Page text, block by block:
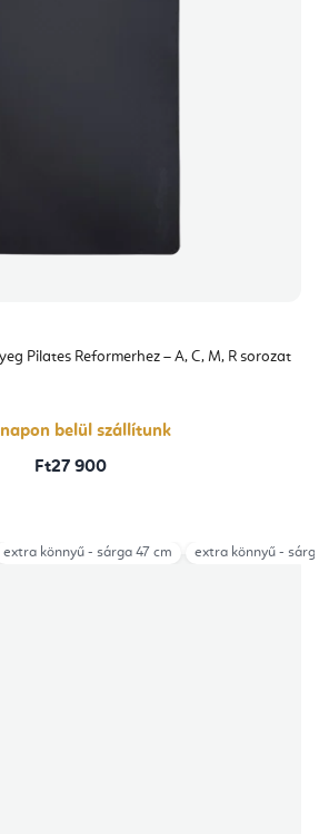
Pilates Reformerhez – A, C, M, R sorozat
belül szállítunk
Ft27 900
extra könnyű - sárga 47 cm extra könnyű -